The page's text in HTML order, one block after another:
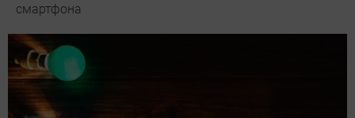
смартфона